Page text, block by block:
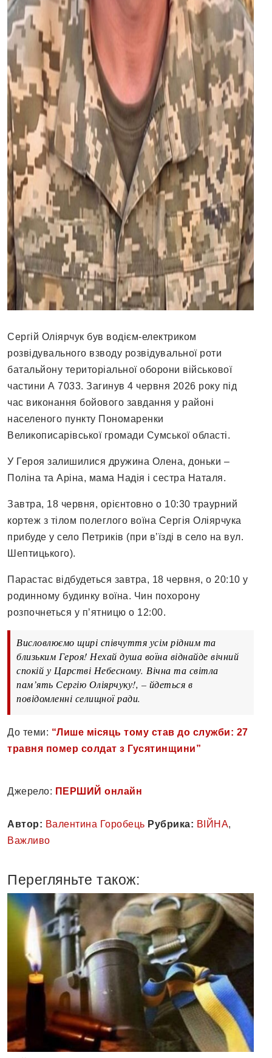
Сергій Оліярчук був водієм-електриком
розвідувального взводу розвідувальної роти
батальйону територіальної оборони військової
частини А 7033. Загинув 4 червня 2026 року під
час виконання бойового завдання у районі
населеного пункту Пономаренки
Великописарівської громади Сумської області.
У Героя залишилися дружина Олена, доньки –
Поліна та Аріна, мама Надія і сестра Наталя.
Завтра, 18 червня, орієнтовно о 10:30 траурний
кортеж з тілом полеглого воїна Сергія Оліярчука
прибуде у село Петриків (при вʼїзді в село на вул.
Шептицького).
Парастас відбудеться завтра, 18 червня, о 20:10 у
родинному будинку воїна. Чин похорону
розпочнеться у пʼятницю о 12:00.
Висловлюємо щирі співчуття усім рідним та
близьким Героя! Нехай душа воїна віднайде вічний
спокій у Царстві Небесному. Вічна та світла
пам’ять Сергію Оліярчуку!, – йдеться в
повідомленні селищної ради.
До теми: “Лише місяць тому став до служби: 27
травня помер солдат з Гусятинщини”
Джерело: ПЕРШИЙ онлайн
Автор: Валентина Горобець Рубрика: ВІЙНА,
Важливо
Перегляньте також: